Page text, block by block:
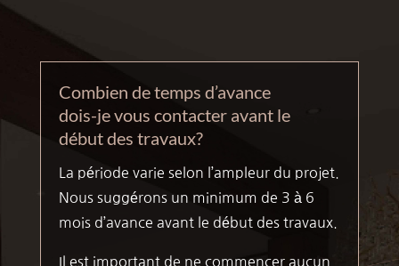
Combien de temps d’avance
dois-je vous contacter avant le
début des travaux?
La période varie selon l’ampleur du projet.
Nous suggérons un minimum de 3 à 6
mois d’avance avant le début des travaux.
Il est important de ne commencer aucun